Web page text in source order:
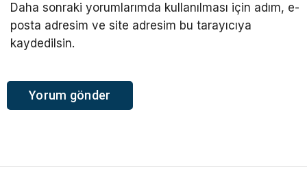
Daha sonraki yorumlarımda kullanılması için adım, e-
posta adresim ve site adresim bu tarayıcıya
kaydedilsin.